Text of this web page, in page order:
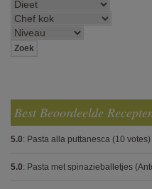
Best Beoordeelde
5.0: Pasta alla puttanesca (10 votes)
5.0: Pasta met spinazieballetjes